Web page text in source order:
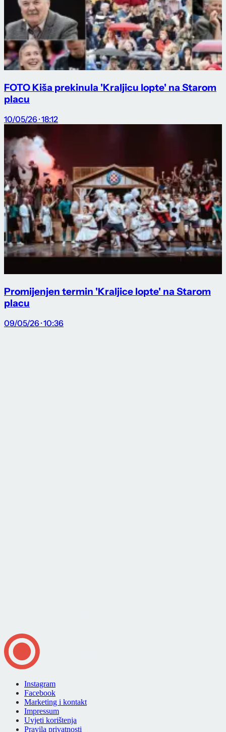
FOTO Kiša prekinula 'Kraljicu lopte' na Starom
placu
10/05/26 · 18:12
Promijenjen termin 'Kraljice lopte' na Starom
placu
09/05/26 · 10:36
Instagram
Facebook
Marketing i kontakt
Impressum
Uvjeti korištenja
Pravila privatnosti